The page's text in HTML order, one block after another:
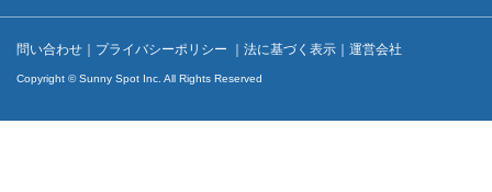
問い合わせ ｜ プライバシーポリシー ｜ 法に基づく表示 ｜ 運営会社
Copyright © Sunny Spot Inc. All Rights Reserved